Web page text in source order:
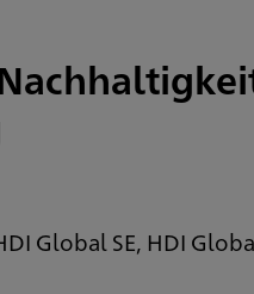
Global SE, HDI